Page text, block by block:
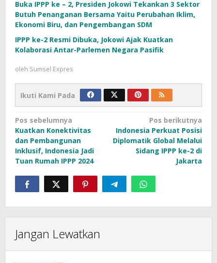
Buka IPPP ke – 2, Presiden Jokowi Tekankan 3 Sektor
Butuh Penanganan Bersama Yaitu Perubahan Iklim,
Ekonomi Biru, dan Pengembangan SDM
IPPP ke-2 Resmi Dibuka, Jokowi Ajak Kuatkan
Kolaborasi Antar-Parlemen Negara Pasifik
oleh Sumsel Expres
Ikuti Kami Pada
Navigasi
pos
Pos sebelumnya
Kuatkan Konektivitas
dan Pembangunan
Inklusif, Indonesia Jadi
Tuan Rumah IPPP 2024
Pos berikutnya
Indonesia Perkuat Posisi
Diplomatik Global Melalui
Sidang IPPP ke-2 di
Jakarta
Jangan Lewatkan